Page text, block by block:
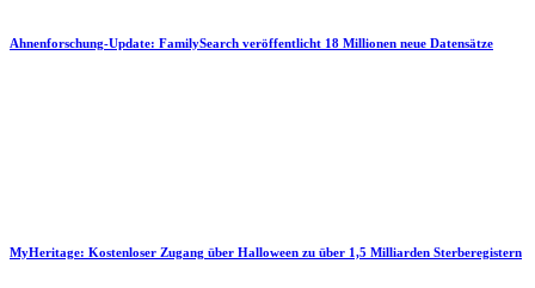
Ahnenforschung-Update: FamilySearch veröffentlicht 18 Millionen neue Datensätze
MyHeritage: Kostenloser Zugang über Halloween zu über 1,5 Milliarden Sterberegistern